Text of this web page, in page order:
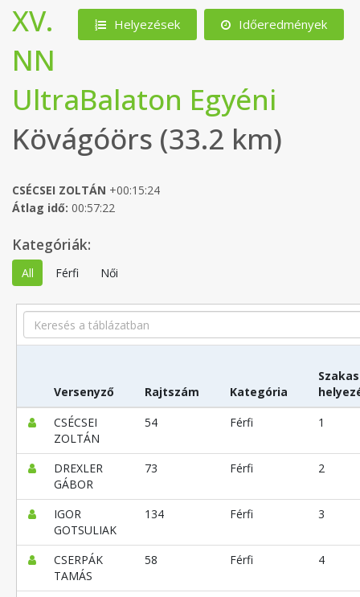
Helyezések Időeredmények
XV.
NN
UltraBalaton Egyéni
Kövágóörs (33.2 km)
CSÉCSEI ZOLTÁN +00:15:24
Átlag idő: 00:57:22
Kategóriák:
All Férfi Női
Search
Versenyző Rajtszám Kategória
CSÉCSEI
ZOLTÁN
54 Férfi 1
DREXLER
GÁBOR
73 Férfi 2
IGOR
GOTSULIAK
134 Férfi 3
CSERPÁK
TAMÁS
58 Férfi 4